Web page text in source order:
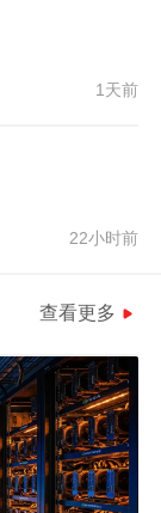
1天前
22小时前
查看更多